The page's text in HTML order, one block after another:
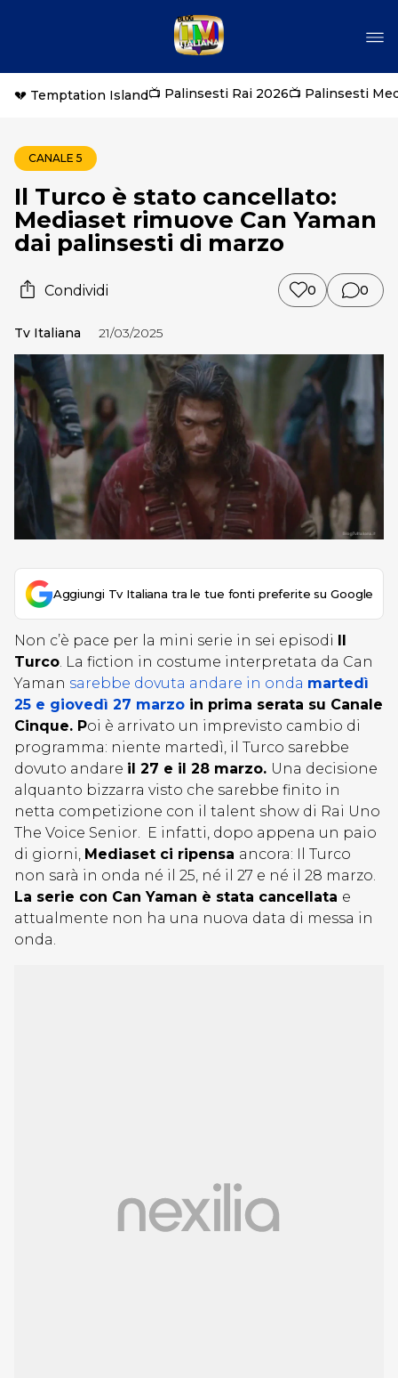
💔 Temptation Island📺 Palinsesti Rai 2026📺 Palinsesti
CANALE 5
Il Turco è stato cancellato:
Mediaset rimuove Can Yaman
dai palinsesti di marzo
Condividi 0 0
Tv Italiana 21/03/2025
Aggiungi Tv Italiana tra le tue fonti preferite su Google
Non c’è pace per la mini serie in sei episodi Il
Turco. La fiction in costume interpretata da Can
Yaman sarebbe dovuta andare in onda martedì
25 e giovedì 27 marzo in prima serata su Canale
Cinque. Poi è arrivato un imprevisto cambio di
programma: niente martedì, il Turco sarebbe
dovuto andare il 27 e il 28 marzo. Una decisione
alquanto bizzarra visto che sarebbe finito in
netta competizione con il talent show di Rai Uno
The Voice Senior. E infatti, dopo appena un paio
di giorni, Mediaset ci ripensa ancora: Il Turco
non sarà in onda né il 25, né il 27 e né il 28 marzo.
La serie con Can Yaman è stata cancellata e
attualmente non ha una nuova data di messa in
onda.